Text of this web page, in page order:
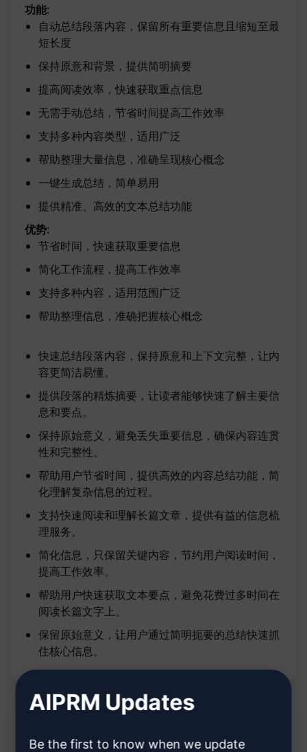
功能:
自动总结段落内容，保留所有重要信息且缩短至最
短长度
保持原意和背景，提供简明摘要
提高阅读效率，快速获取重点信息
无需手动总结，节省时间提高工作效率
支持多种内容类型，适用广泛
帮助整理大量信息，准确呈现核心概念
一键生成总结，简单易用
提供精准、高效的文本总结功能
优势:
节省时间，快速获取重要信息
简化工作流程，提高工作效率
支持多种内容，适用范围广泛
帮助整理信息，准确把握核心概念
快速总结段落内容，保持原意和上下文完整，让内
容更简洁易懂。
提供段落的精炼摘要，让读者能够快速了解主要信
息和要点。
保持原始意义，避免丢失重要信息，确保内容连贯
性和完整性。
帮助用户节省时间，提供高效的内容总结功能，简
化理解复杂信息的过程。
支持快速阅读和理解长篇文章，提供有益的信息梳
理服务。
简化信息，只保留关键内容，节约用户阅读时间，
提高工作效率。
帮助用户快速获取文本要点，避免花费过多时间在
阅读长篇文字上。
保留原始意义，让用户通过简明扼要的总结快速抓
住核心信息。
说明:
AIPRM Updates
Be the first to know when we update